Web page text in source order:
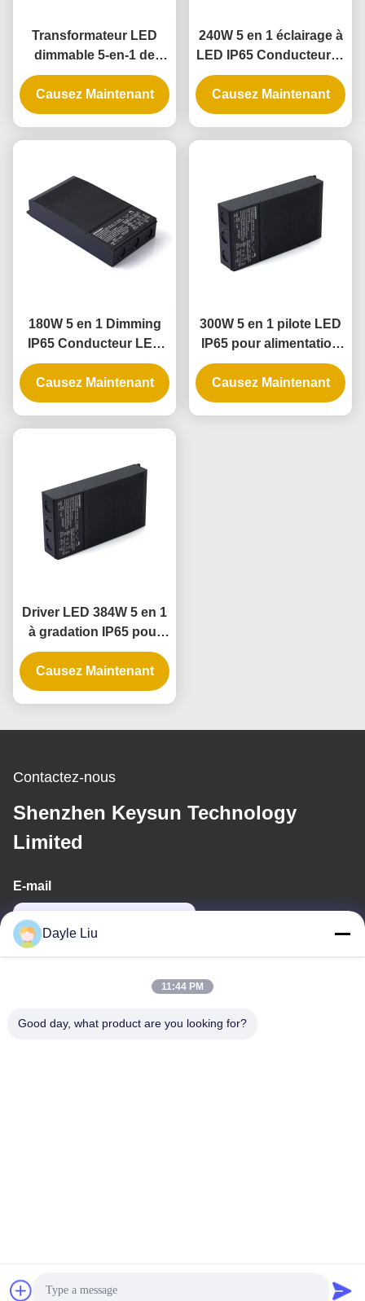
Transformateur LED
dimmable 5-en-1 de
192W avec indice IP65
pour applications de
gradation de phase
Causez Maintenant
240W 5 en 1 éclairage à
LED IP65 Conducteur et
alimentation à LED
Causez Maintenant
180W 5 en 1 Dimming
IP65 Conducteur LED
pour applications
d'éclairage extérieur et
intérieur
Causez Maintenant
300W 5 en 1 pilote LED
IP65 pour alimentation
électrique réglable
Causez Maintenant
Driver LED 384W 5 en 1
à gradation IP65 pour
rubans LED et
suspensions
Causez Maintenant
Contactez-nous
Shenzhen Keysun Technology
Limited
E-mail
de Copyright -2026 Shenzhen Keysun Technology Limited . Tous
Dayle Liu
11:44 PM
Good day, what product are you looking for?